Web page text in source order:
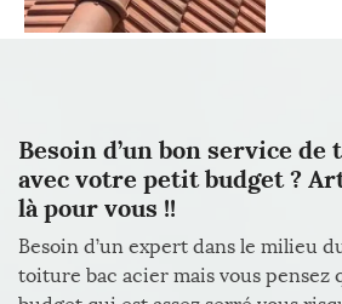
Besoin d’un bon service
avec votre petit budget ?
là pour vous !!
Besoin d’un expert dans le milieu
toiture bac acier mais vous pensez